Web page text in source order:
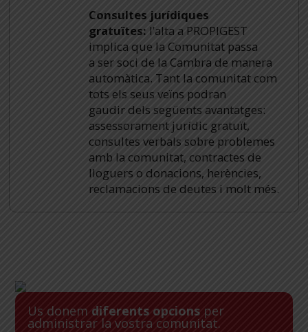
Consultes jurídiques
gratuïtes: l’alta a PROPIGEST
implica que la Comunitat passa
a ser soci de la Cambra de manera
automàtica. Tant la comunitat com
tots els seus veïns podran
gaudir dels següents avantatges:
assessorament jurídic gratuït,
consultes verbals sobre problemes
amb la comunitat, contractes de
lloguers o donacions, herències,
reclamacions de deutes i molt més.
Us donem diferents opcions per
administrar la vostra comunitat.